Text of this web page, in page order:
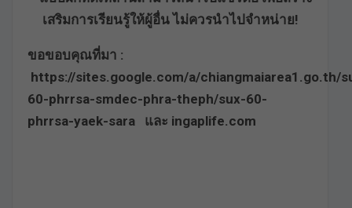
เสริมการเรียนรู้ให้ผู้อื่น ไม่ควรนำไปจำหน่าย!
ขอขอบคุณที่มา :
https://sites.google.com/a/chiangmaiarea1.go.th/
60-phrrsa-smdec-phra-theph/sux-60-
phrrsa-yaek-sara และ ingaplife.com